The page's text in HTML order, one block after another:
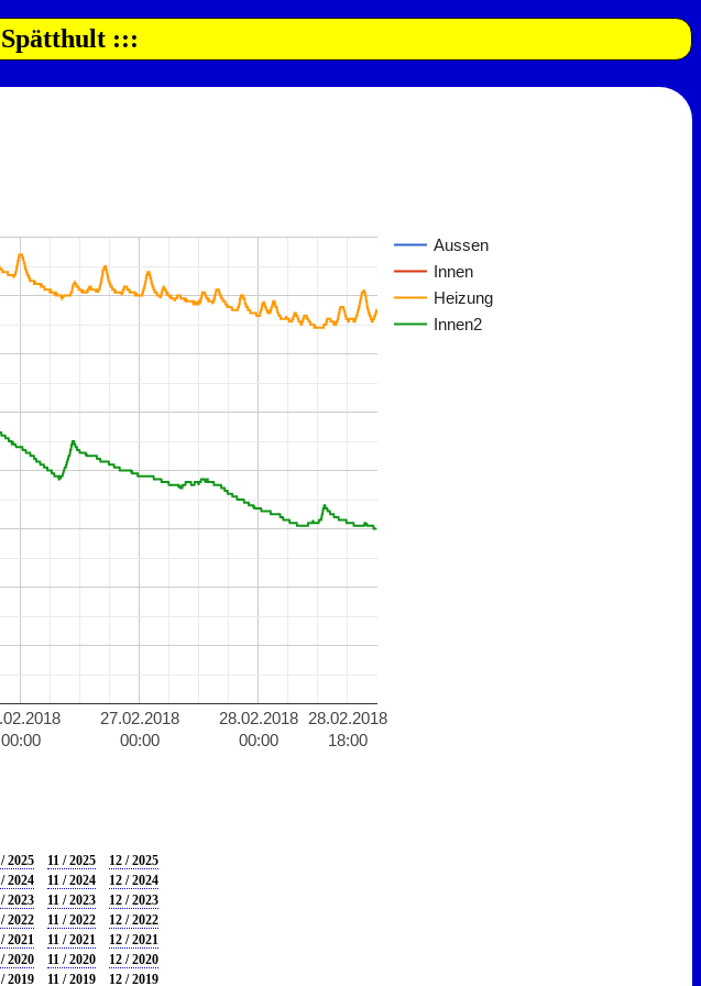
:::
Aussen
Innen
Heizung
Innen2
00:00
27.02.2018
00:00
28.02.2018
00:00
28.02.2018
18:00
2025 11 / 2025
12 / 2025
2024 11 / 2024
12 / 2024
2023 11 / 2023
12 / 2023
2022 11 / 2022
12 / 2022
2021 11 / 2021
12 / 2021
2020 11 / 2020
12 / 2020
2019 11 / 2019 12 / 2019